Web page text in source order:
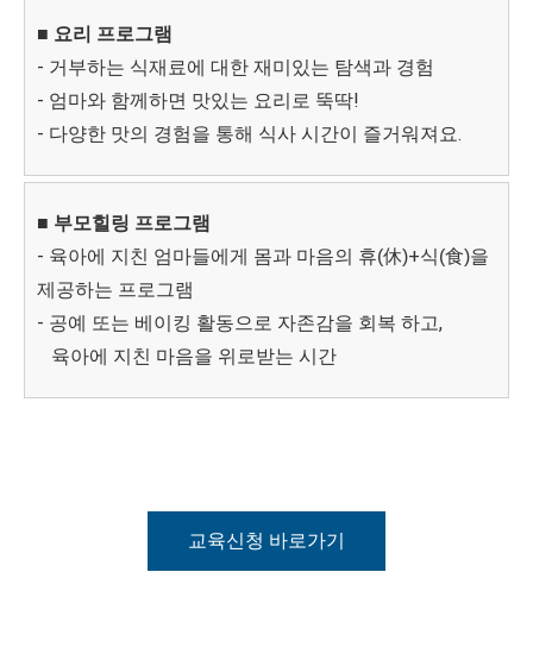
■ 요리 프로그램
- 거부하는 식재료에 대한 재미있는 탐색과 경험
- 엄마와 함께하면 맛있는 요리로 뚝딱!
- 다양한 맛의 경험을 통해 식사 시간이 즐거워져요.
■ 부모힐링 프로그램
- 육아에 지친 엄마들에게 몸과 마음의 휴(休)+식(食)을
제공하는 프로그램
- 공예 또는 베이킹 활동으로 자존감을 회복 하고,
육아에 지친 마음을 위로받는 시간
교육신청 바로가기